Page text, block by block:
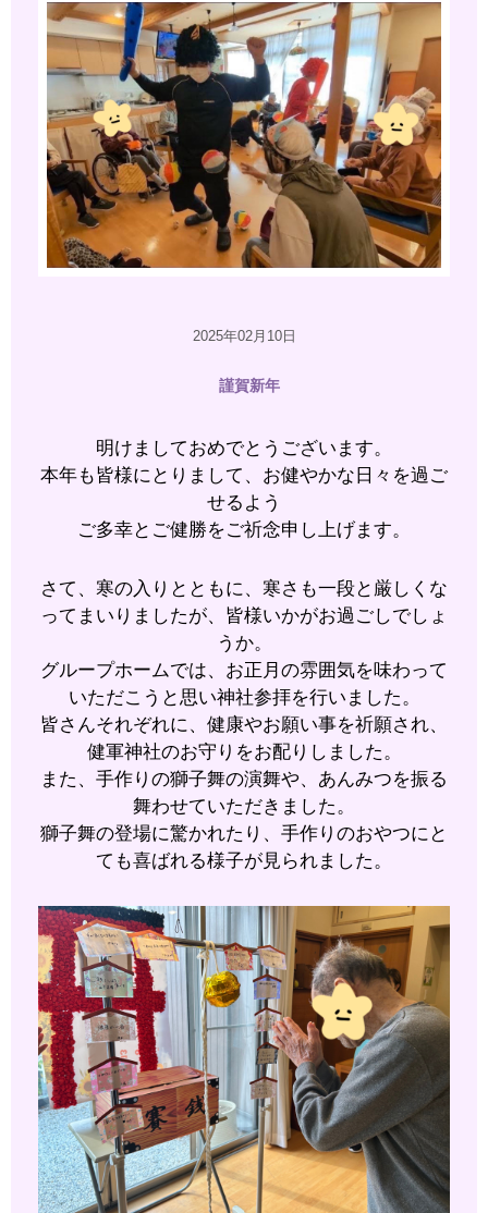
2025年02月10日
謹賀新年
明けましておめでとうございます。
本年も皆様にとりまして、お健やかな日々を過ご
せるよう
ご多幸とご健勝をご祈念申し上げます。
さて、寒の入りとともに、寒さも一段と厳しくな
ってまいりましたが、皆様いかがお過ごしでしょ
うか。
グループホームでは、お正月の雰囲気を味わって
いただこうと思い神社参拝を行いました。
皆さんそれぞれに、健康やお願い事を祈願され、
健軍神社のお守りをお配りしました。
また、手作りの獅子舞の演舞や、あんみつを振る
舞わせていただきました。
獅子舞の登場に驚かれたり、手作りのおやつにと
ても喜ばれる様子が見られました。